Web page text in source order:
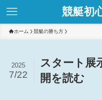
競艇初
ホーム 競艇の勝ち方
スタート展
開を読む
2025
7/22